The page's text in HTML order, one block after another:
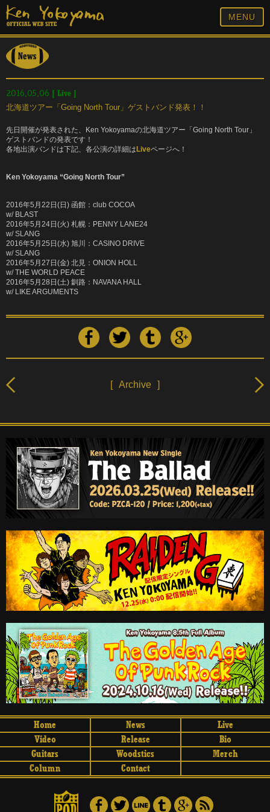
MENU
2016.05.06 [ Live ]
北海道ツアー「Going North Tour」ゲストバンド発表！！
先日開催が発表された、Ken Yokoyamaの北海道ツアー「Going North Tour」
ゲストバンドの発表です！
各地出演バンドは下記、各公演の詳細はLiveページへ！
Ken Yokoyama “Going North Tour”
2016年5月22日(日) 函館：club COCOA
w/ BLAST
2016年5月24日(火) 札幌：PENNY LANE24
w/ SLANG
2016年5月25日(水) 旭川：CASINO DRIVE
w/ SLANG
2016年5月27日(金) 北見：ONION HOLL
w/ THE WORLD PEACE
2016年5月28日(土) 釧路：NAVANA HALL
w/ LIKE ARGUMENTS
[ Archive ]
Home News
Live
Video
Release
Bio
Guitars
Woodstics
Merch
Column
Contact